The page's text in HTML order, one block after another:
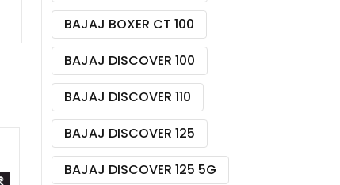
BAJAJ BOXER CT 100
BAJAJ DISCOVER 100
BAJAJ DISCOVER 110
BAJAJ DISCOVER 125
BAJAJ DISCOVER 125 5G